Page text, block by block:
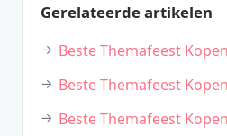
Gerelateerde artikelen
Beste Themafeest
Beste Themafeest
Beste Themafeest